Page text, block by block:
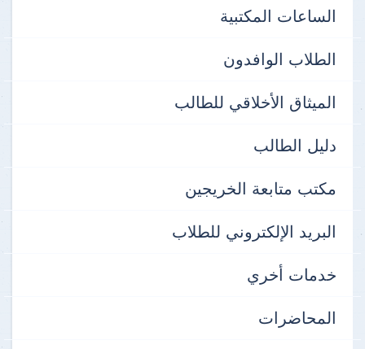
الساعات المكتبية
الطلاب الوافدون
الميثاق الأخلاقي للطالب
دليل الطالب
مكتب متابعة الخريجين
البريد الإلكتروني للطلاب
خدمات أخري
المحاضرات